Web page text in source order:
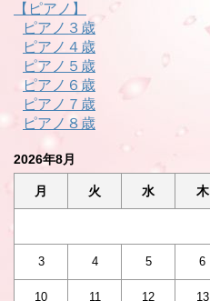
【ピアノ】
ピアノ３歳
ピアノ４歳
ピアノ５歳
ピアノ６歳
ピアノ７歳
ピアノ８歳
2026年8月
月 火 水 木
3 4 5 6
10 11 12 13